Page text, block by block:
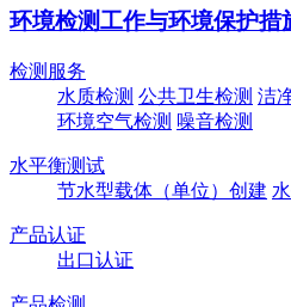
环境检测工作与环境保护措
检测服务
水质检测 公共卫生检测 洁
环境空气检测 噪音检测
水平衡测试
节水型载体（单位）创建
产品认证
出口认证